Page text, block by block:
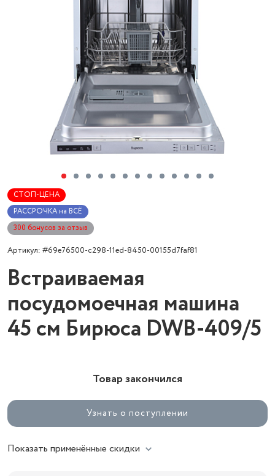
СТОП-ЦЕНА
РАССРОЧКА на ВСЁ
300 бонусов за отзыв
Артикул: #69e76500-c298-11ed-8450-00155d7faf81
Встраиваемая
посудомоечная машина
45 см Бирюса DWB-409/5
Товар закончился
Узнать о поступлении
Показать применённые скидки